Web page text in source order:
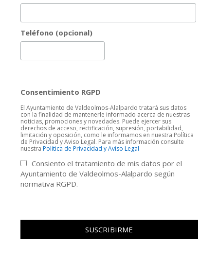
Teléfono (opcional)
Consentimiento RGPD
El Ayuntamiento de Valdeolmos-Alalpardo tratará sus datos
con la finalidad de mantenerle informado acerca de nuestras
noticias, promociones y novedades. Puede ejercer sus
derechos de acceso, rectificación, supresión, portabilidad,
limitación y oposición, como le informamos en nuestra Política
de Privacidad y Aviso Legal. Para más información consulte
nuestra Politica de Privacidad y Aviso Legal
Consiento el tratamiento de mis datos por el
Ayuntamiento de Valdeolmos-Alalpardo según
normativa RGPD.